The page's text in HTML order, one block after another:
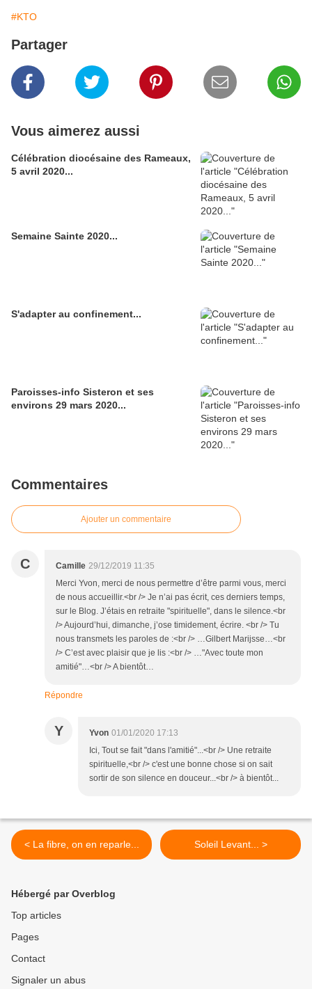
#KTO
Partager
Vous aimerez aussi
Célébration diocésaine des Rameaux,
5 avril 2020...
Semaine Sainte 2020...
S'adapter au confinement...
Paroisses-info Sisteron et ses
environs 29 mars 2020...
Commentaires
Ajouter un commentaire
C Camille 29/12/2019 11:35
Merci Yvon, merci de nous permettre d’être parmi vous, merci
de nous accueillir.<br /> Je n’ai pas écrit, ces derniers temps,
sur le Blog. J’étais en retraite "spirituelle", dans le silence.<br
/> Aujourd’hui, dimanche, j’ose timidement, écrire. <br /> Tu
nous transmets les paroles de :<br /> …Gilbert Marijsse…<br
/> C’est avec plaisir que je lis :<br /> …"Avec toute mon
amitié"…<br /> A bientôt…
Répondre
Y Yvon 01/01/2020 17:13
Ici, Tout se fait "dans l'amitié"...<br /> Une retraite
spirituelle,<br /> c'est une bonne chose si on sait
sortir de son silence en douceur...<br /> à bientôt...
< La fibre, on en reparle... Soleil Levant... >
Hébergé par Overblog
Top articles
Pages
Contact
Signaler un abus